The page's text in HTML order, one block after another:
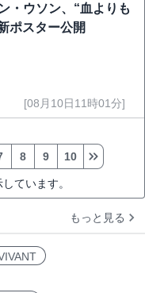
・ウソン、“血よりも
ポスター公開
[08月10日11時01分]
ています。
8 9 10
もっと見る